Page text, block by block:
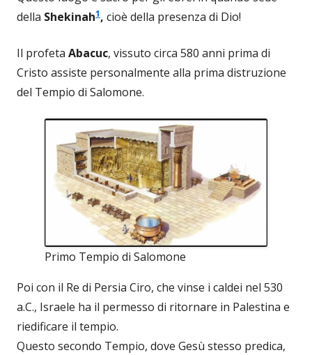
della Shekinah1, cioè della presenza di Dio!
Il profeta Abacuc, vissuto circa 580 anni prima di
Cristo assiste personalmente alla prima distruzione
del Tempio di Salomone.
Primo Tempio di Salomone
Poi con il Re di Persia Ciro, che vinse i caldei nel 530
a.C., Israele ha il permesso di ritornare in Palestina e
riedificare il tempio.
Questo secondo Tempio, dove Gesù stesso predica,